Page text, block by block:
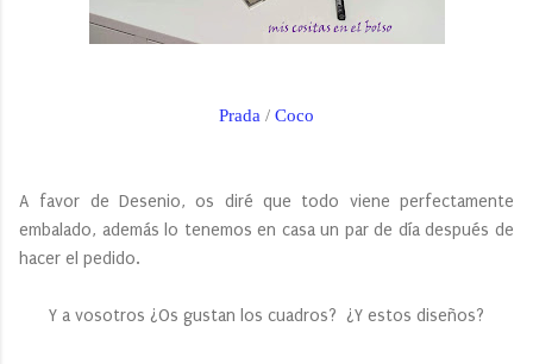
Prada / Coco
A favor de Desenio, os diré que todo viene perfectamente
embalado, además lo tenemos en casa un par de día después de
hacer el pedido.
Y a vosotros ¿Os gustan los cuadros? ¿Y estos diseños?